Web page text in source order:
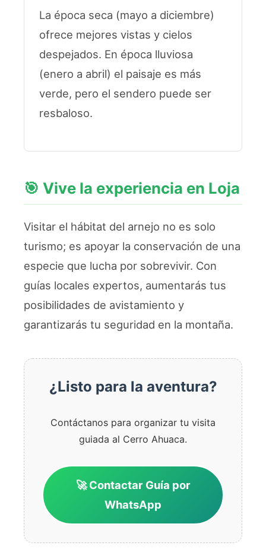
La época seca (mayo a diciembre)
ofrece mejores vistas y cielos
despejados. En época lluviosa
(enero a abril) el paisaje es más
verde, pero el sendero puede ser
resbaloso.
🎯 Vive la experiencia en Loja
Visitar el hábitat del arnejo no es solo
turismo; es apoyar la conservación de una
especie que lucha por sobrevivir. Con
guías locales expertos, aumentarás tus
posibilidades de avistamiento y
garantizarás tu seguridad en la montaña.
¿Listo para la aventura?
Contáctanos para organizar tu visita
guiada al Cerro Ahuaca.
🚀 Contactar Guía por
WhatsApp